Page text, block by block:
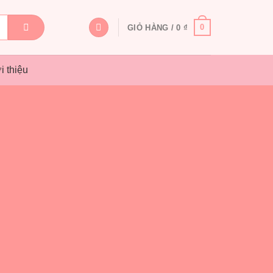
GIỎ HÀNG /0 ₫ 0
thiệu